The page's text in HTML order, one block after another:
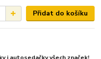
Přidat do košíku